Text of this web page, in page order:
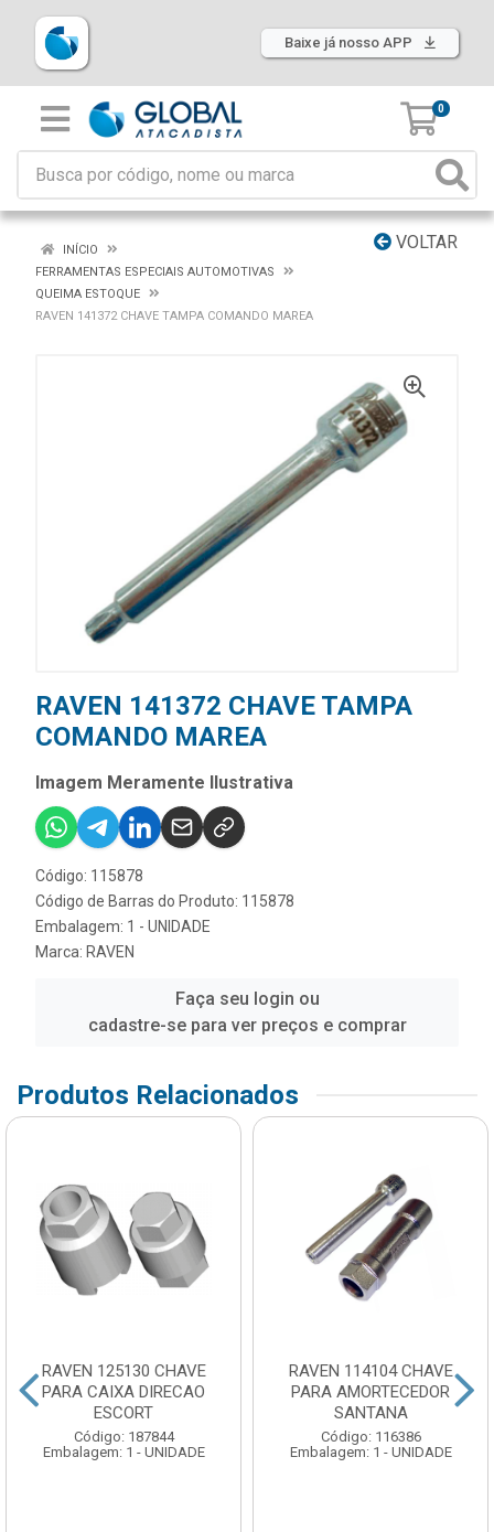
Baixe já nosso APP
0
VOLTAR
INÍCIO
FERRAMENTAS ESPECIAIS AUTOMOTIVAS
QUEIMA ESTOQUE
RAVEN 141372 CHAVE TAMPA COMANDO MAREA
RAVEN 141372 CHAVE TAMPA
COMANDO MAREA
Imagem Meramente Ilustrativa
Código: 115878
Código de Barras do Produto: 115878
Embalagem: 1 - UNIDADE
Marca: RAVEN
Faça seu login ou
cadastre-se para ver preços e comprar
Produtos Relacionados
RAVEN 125130 CHAVE
PARA CAIXA DIRECAO
ESCORT
Código: 187844
Embalagem: 1 - UNIDADE
RAVEN 114104 CHAVE
PARA AMORTECEDOR
SANTANA
Código: 116386
Embalagem: 1 - UNIDADE